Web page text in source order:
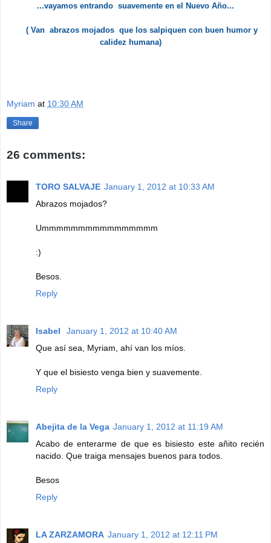
...vayamos entrando suavemente en el Nuevo Año...
( Van abrazos mojados que los salpiquen con buen humor y
calidez humana)
Myriam at 10:30 AM
Share
26 comments:
TORO SALVAJE January 1, 2012 at 10:33 AM
Abrazos mojados?
Ummmmmmmmmmmmmmmm
:)
Besos.
Reply
Isabel
January 1, 2012 at 10:40 AM
Que así sea, Myriam, ahí van los míos.
Y que el bisiesto venga bien y suavemente.
Reply
Abejita de la Vega January 1, 2012 at 11:19 AM
Acabo de enterarme de que es bisiesto este añito recién
nacido. Que traiga mensajes buenos para todos.
Besos
Reply
LA ZARZAMORA January 1, 2012 at 12:11 PM